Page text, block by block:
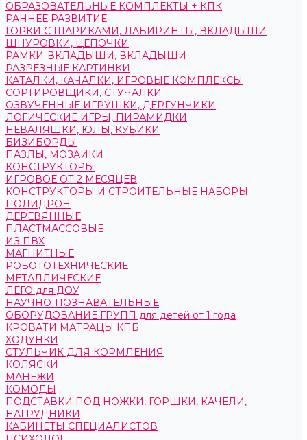
ОБРАЗОВАТЕЛЬНЫЕ КОМПЛЕКТЫ + КПК
РАННЕЕ РАЗВИТИЕ
ГОРКИ С ШАРИКАМИ, ЛАБИРИНТЫ, ВКЛАДЫШИ
ШНУРОВКИ, ЦЕПОЧКИ
РАМКИ-ВКЛАДЫШИ, ВКЛАДЫШИ
РАЗРЕЗНЫЕ КАРТИНКИ
КАТАЛКИ, КАЧАЛКИ, ИГРОВЫЕ КОМПЛЕКСЫ
СОРТИРОВЩИКИ, СТУЧАЛКИ
ОЗВУЧЕННЫЕ ИГРУШКИ, ДЕРГУНЧИКИ
ЛОГИЧЕСКИЕ ИГРЫ, ПИРАМИДКИ
НЕВАЛЯШКИ, ЮЛЫ, КУБИКИ
БИЗИБОРДЫ
ПАЗЛЫ, МОЗАИКИ
КОНСТРУКТОРЫ
ИГРОВОЕ ОТ 2 МЕСЯЦЕВ
КОНСТРУКТОРЫ И СТРОИТЕЛЬНЫЕ НАБОРЫ
ПОЛИДРОН
ДЕРЕВЯННЫЕ
ПЛАСТМАССОВЫЕ
ИЗ ПВХ
МАГНИТНЫЕ
РОБОТОТЕХНИЧЕСКИЕ
МЕТАЛЛИЧЕСКИЕ
ЛЕГО для ДОУ
НАУЧНО-ПОЗНАВАТЕЛЬНЫЕ
ОБОРУДОВАНИЕ ГРУПП для детей от 1 года
КРОВАТИ МАТРАЦЫ КПБ
ХОДУНКИ
СТУЛЬЧИК ДЛЯ КОРМЛЕНИЯ
КОЛЯСКИ
МАНЕЖИ
КОМОДЫ
ПОДСТАВКИ ПОД НОЖКИ, ГОРШКИ, КАЧЕЛИ,
НАГРУДНИКИ
КАБИНЕТЫ СПЕЦИАЛИСТОВ